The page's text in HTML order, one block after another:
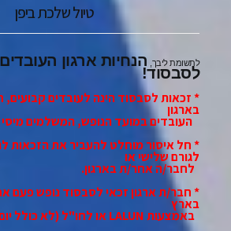
טיול שלכת ביפן
לתשומת ליבך, הנחיות ארגון
לסבסוד!
* זכאות לסבסוד הינה לעובדים קבועים,
בארגון
העובדים במועד הנופש, המשלמים מיסי
* חל איסור מוחלט להעביר את הזכאות
לגורם שלישי או
לחבר/ה אחר/ת בארגון.
בארץ
באמצעותLALUNאו לחו"ל (לא כולל